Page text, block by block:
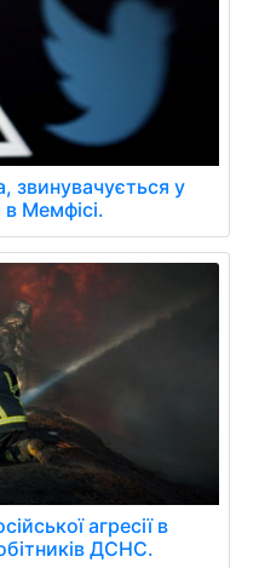
звинувачується у
в Мемфісі.
агресії в
ДСНС.